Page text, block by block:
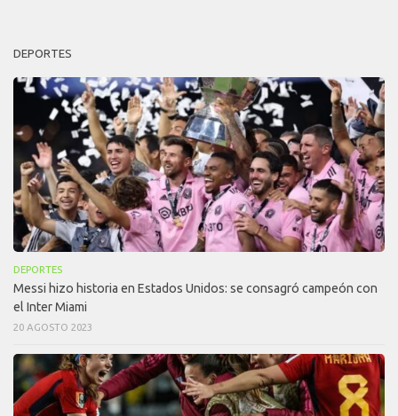
DEPORTES
DEPORTES
Messi hizo historia en Estados Unidos: se consagró campeón con
el Inter Miami
20 AGOSTO 2023